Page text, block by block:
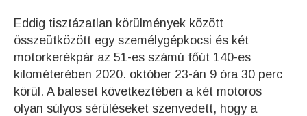
Eddig tisztázatlan körülmények között
összeütközött egy személygépkocsi és két
motorkerékpár az 51-es számú főút 140-es
kilométerében 2020. október 23-án 9 óra 30 perc
körül. A baleset következtében a két motoros
olyan súlyos sérüléseket szenvedett, hogy a